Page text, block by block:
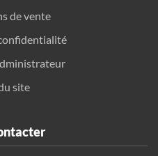
de vente
site